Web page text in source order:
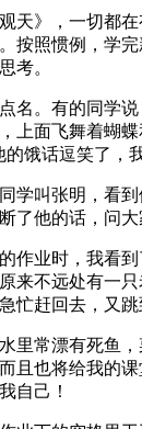
》，一切都在
按照惯例，学
考。
。有的同学说
上面飞舞着蝴
饿话逗笑了，
叫张明，看到
了他的话，问
业时，我看到
来不远处有一
忙赶回去，又
常漂有死鱼，
且也将给我的
自己！